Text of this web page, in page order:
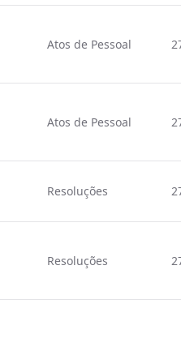
Atos de Pessoal
Atos de Pessoal
Resoluções
Resoluções